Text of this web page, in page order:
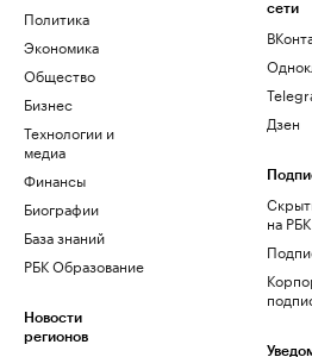
Политика
Экономика
Общество
Бизнес
Технологии и
медиа
Финансы
Биографии
База знаний
РБК Образование
Новости
регионов
сети
Дзен
на РБК